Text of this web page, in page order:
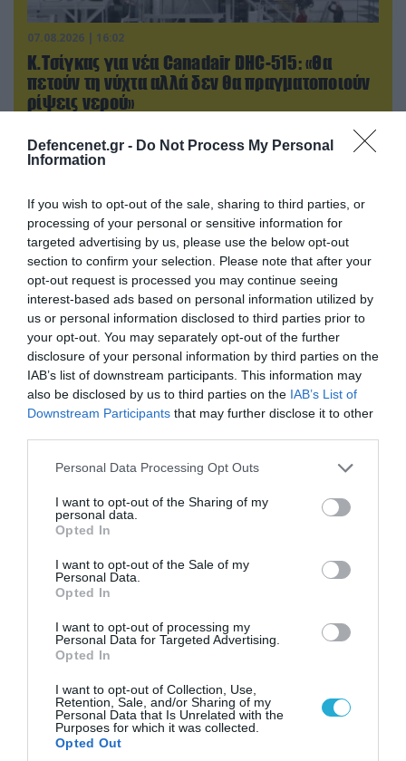
Defencenet.gr - Do Not Process My Personal
Information
If you wish to opt-out of the sale, sharing to third parties, or
processing of your personal or sensitive information for
targeted advertising by us, please use the below opt-out
section to confirm your selection. Please note that after your
opt-out request is processed you may continue seeing
interest-based ads based on personal information utilized by
us or personal information disclosed to third parties prior to
your opt-out. You may separately opt-out of the further
disclosure of your personal information by third parties on the
IAB’s list of downstream participants. This information may
also be disclosed by us to third parties on the IAB’s List of
Downstream Participants that may further disclose it to other
Please note that this website/app uses one or more Google
not limited to your visit or usage behaviour. You may click to
grant or deny consent to Google and its third-party tags to
use your data for below specified purposes in below Google
consent section.
Personal Data Processing Opt Outs
I want to opt-out of the Sharing of my
personal data.
Opted In
I want to opt-out of the Sale of my
Personal Data.
Opted In
I want to opt-out of processing my
Personal Data for Targeted Advertising.
Opted In
I want to opt-out of Collection, Use,
Retention, Sale, and/or Sharing of my
Personal Data that Is Unrelated with the
Purposes for which it was collected.
Opted Out
07.08.2026 | 16:02
Κ.Τσίγκας για νέα Canadair DHC-515: «Θα
πετούν τη νύχτα αλλά δεν θα πραγματοποιούν
ρίψεις νερού»
08.08.2026 | 14:02
Η Τουρκία πουλάει στην Ουκρανία όλο το
αμερικανικό πυραυλικό πυροβολικό της: MLRS
07.08.2026 | 18:02
«Κεραυνοί» της ρωσικής Βοστόκ κατέκαψαν
εξοπλισμό των ΗΠΑ με Ουκρανούς και
Αμερικανούς μισθοφόρους – Δείτε βίντεο